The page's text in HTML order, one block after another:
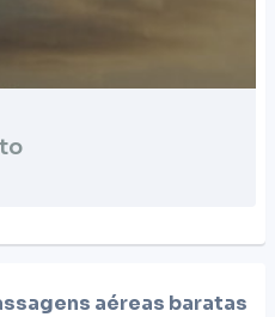
aéreas baratas